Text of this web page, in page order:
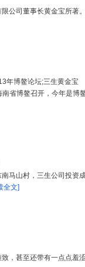
公司董事长黄金宝所
年博鳌论坛;三生黄金宝
省博鳌召开，今年是博
马山村，三生公司投
全文]
，甚至还带有一点点羞